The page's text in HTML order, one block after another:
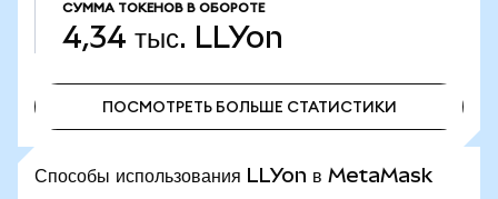
СУММА ТОКЕНОВ В ОБОРОТЕ
4,34 тыс. LLYon
ПОСМОТРЕТЬ БОЛЬШЕ СТАТИСТИКИ
Способы использования LLYon в MetaMask